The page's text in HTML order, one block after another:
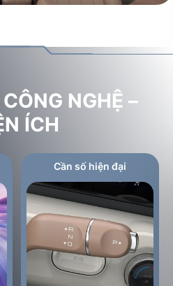
NGHỆ –
ÍCH
Cần số hiện đại